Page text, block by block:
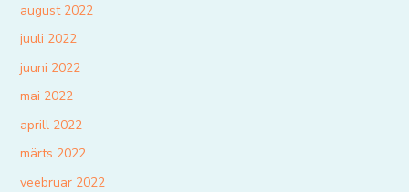
august 2022
juuli 2022
juuni 2022
mai 2022
aprill 2022
märts 2022
veebruar 2022